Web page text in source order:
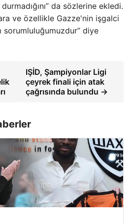
durmadığını” da sözlerine ekledi.
ve özellikle Gazze'nin işgalci
sorumluluğumuzdur” diye
IŞİD, Şampiyonlar Ligi
çeyrek finali için atak
çağrısında bulundu →